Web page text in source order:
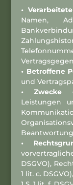
•
Namen,
• Betroffene
und
• Zwecke
Leistungen
•
DSGVO),
1 lit. c.